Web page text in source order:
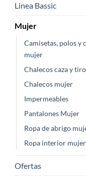
Linea Bassic
Mujer
Camisetas, polos y
mujer
Chalecos caza y
Chalecos mujer
Impermeables
Pantalones Mujer
Ropa de abrigo
Ropa interior mujer
Ofertas